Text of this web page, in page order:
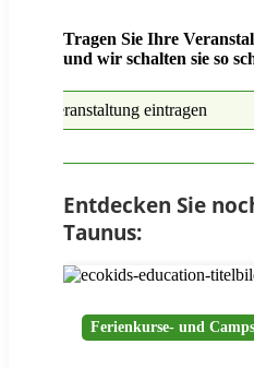
Tragen Sie Ihre
und wir schalten sie so
Veranstaltung eintragen
Entdecken Sie
Taunus:
Ferienkurse- und Camps